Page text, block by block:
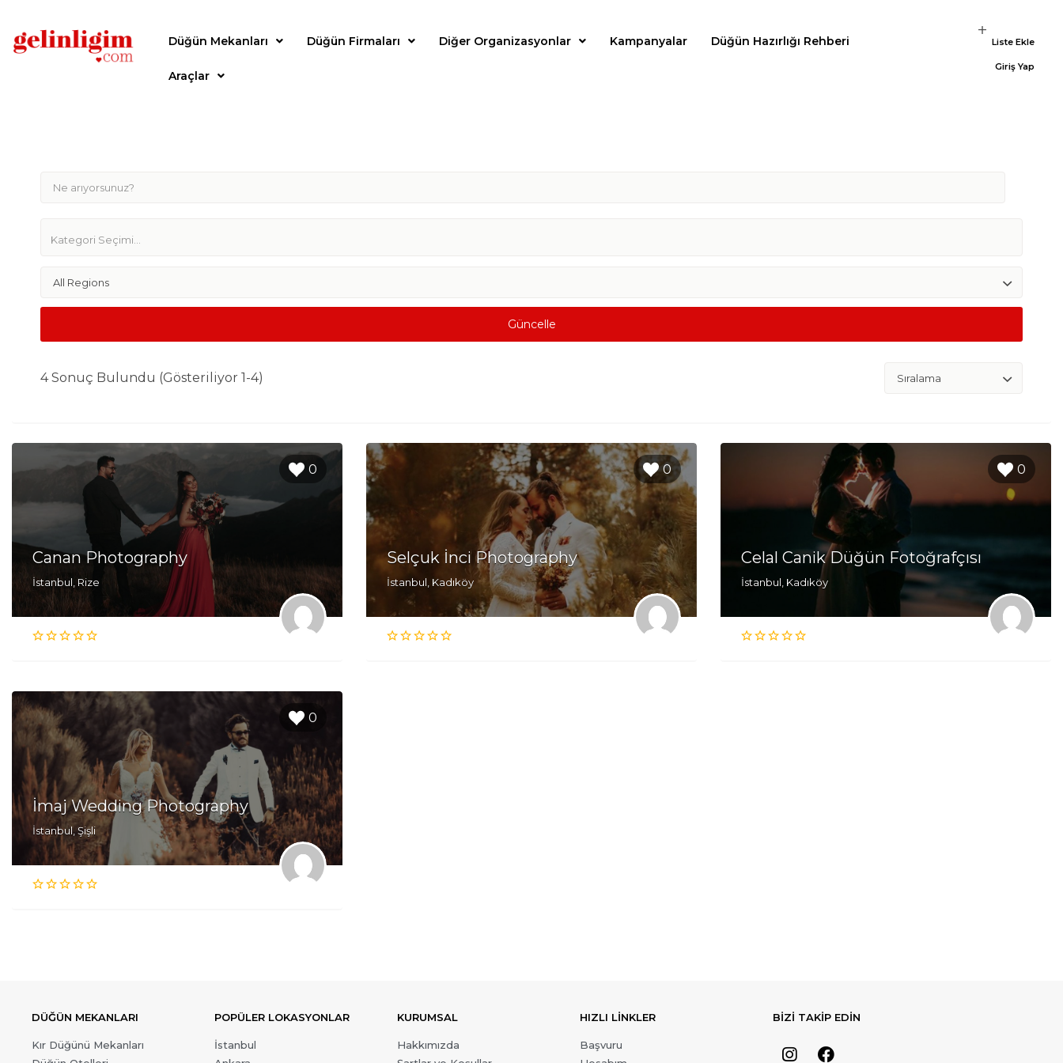
Düğün Mekanları Düğün Firmaları Diğer Organizasyonlar Kampanyalar Düğün Hazırlığı Rehberi
Araçlar
Liste Ekle
Giriş Yap
All Regions
Güncelle
4 Sonuç Bulundu (Gösteriliyor 1-4)
0
Canan Photography
İstanbul, Rize
0
Selçuk İnci Photography
İstanbul, Kadıköy
0
Celal Canik Düğün Fotoğrafçısı
İstanbul, Kadıköy
0
İmaj Wedding Photography
İstanbul, Şişli
DÜĞÜN MEKANLARI
Kır Düğünü Mekanları
POPÜLER LOKASYONLAR
İstanbul
KURUMSAL
Hakkımızda
HIZLI LİNKLER
Başvuru
BİZİ TAKİP EDİN